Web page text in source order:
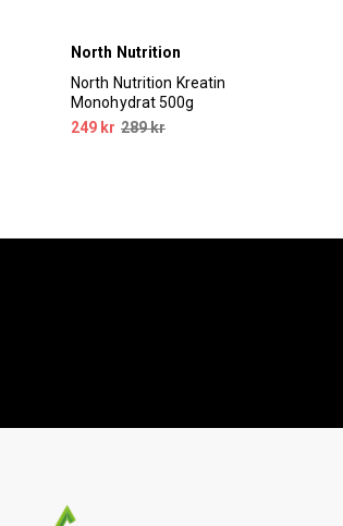
North Nutrition
North Nutrition Kreatin
Monohydrat 500g
249 kr 289 kr